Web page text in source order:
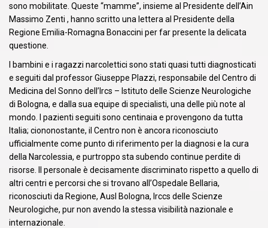
sono mobilitate. Queste “mamme”, insieme al Presidente dell’Ain
Massimo Zenti , hanno scritto una lettera al Presidente della
Regione Emilia-Romagna Bonaccini per far presente la delicata
questione.
I bambini e i ragazzi narcolettici sono stati quasi tutti diagnosticati
e seguiti dal professor Giuseppe Plazzi, responsabile del Centro di
Medicina del Sonno dell’Ircs – Istituto delle Scienze Neurologiche
di Bologna, e dalla sua equipe di specialisti, una delle più note al
mondo. I pazienti seguiti sono centinaia e provengono da tutta
Italia; ciononostante, il Centro non è ancora riconosciuto
ufficialmente come punto di riferimento per la diagnosi e la cura
della Narcolessia, e purtroppo sta subendo continue perdite di
risorse. Il personale è decisamente discriminato rispetto a quello di
altri centri e percorsi che si trovano all’Ospedale Bellaria,
riconosciuti da Regione, Ausl Bologna, Irccs delle Scienze
Neurologiche, pur non avendo la stessa visibilità nazionale e
internazionale.